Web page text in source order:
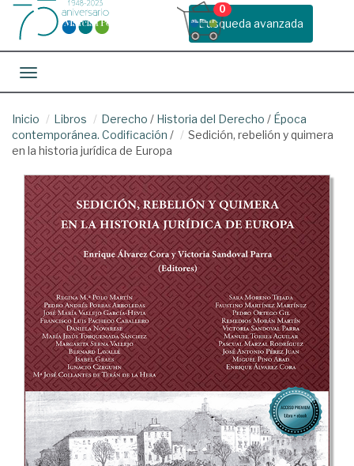
Busqueda avanzada
0
Toggle navigation
Inicio Libros Derecho / Historia del Derecho / Época
contemporánea. Codificación /
Sedición, rebelión y quimera
en la historia jurídica de Europa